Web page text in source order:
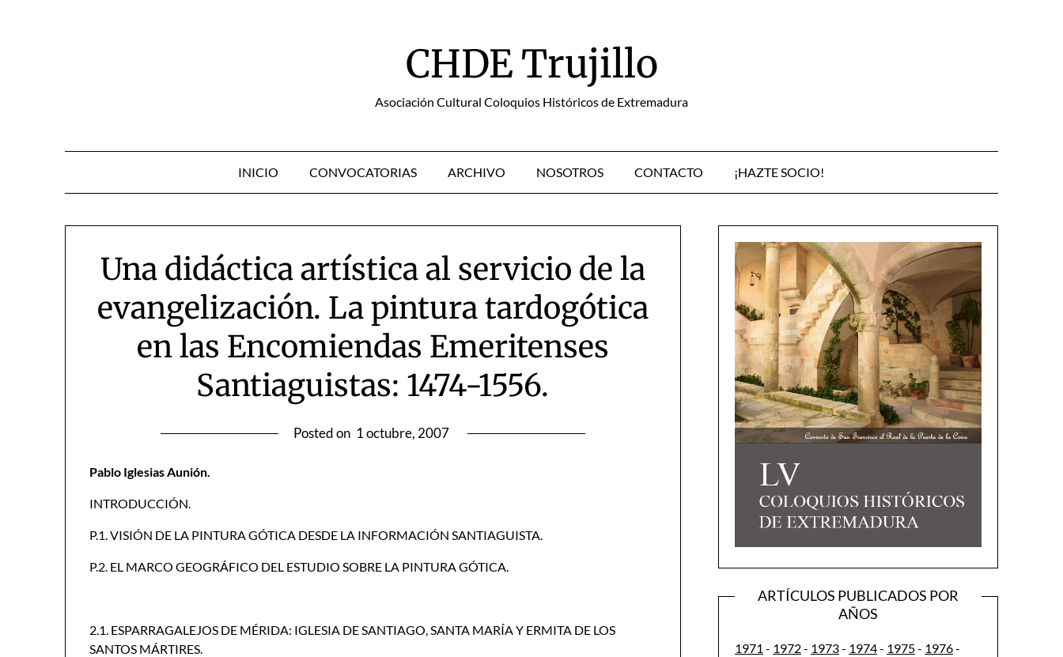
CHDE Trujillo
Asociación Cultural Coloquios Históricos de Extremadura
INICIO CONVOCATORIAS ARCHIVO NOSOTROS CONTACTO ¡HAZTE SOCIO!
Una didáctica artística al servicio de la
evangelización. La pintura tardogótica
en las Encomiendas Emeritenses
Santiaguistas: 1474-1556.
Posted on 1 octubre, 2007
Pablo Iglesias Aunión.
INTRODUCCIÓN.
P.1. VISIÓN DE LA PINTURA GÓTICA DESDE LA INFORMACIÓN SANTIAGUISTA.
P.2. EL MARCO GEOGRÁFICO DEL ESTUDIO SOBRE LA PINTURA GÓTICA.
2.1. ESPARRAGALEJOS DE MÉRIDA: IGLESIA DE SANTIAGO, SANTA MARÍA Y ERMITA DE LOS
SANTOS MÁRTIRES.
ARTÍCULOS PUBLICADOS POR
AÑOS
1971 - 1972- 1973- 1974- 1975- 1976-